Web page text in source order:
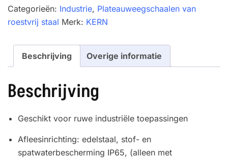
2LM
aantal
Categorieën: Industrie, Plateauweegschaalen van
roestvrij staal Merk: KERN
Beschrijving Overige informatie
Beschrijving
Geschikt voor ruwe industriële toepassingen
Afleesinrichting: edelstaal, stof- en
spatwaterbescherming IP65, (alleen met